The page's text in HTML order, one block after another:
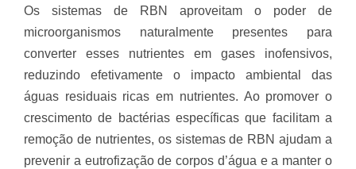
Os sistemas de RBN aproveitam o poder de
microorganismos naturalmente presentes para
converter esses nutrientes em gases inofensivos,
reduzindo efetivamente o impacto ambiental das
águas residuais ricas em nutrientes. Ao promover o
crescimento de bactérias específicas que facilitam a
remoção de nutrientes, os sistemas de RBN ajudam a
prevenir a eutrofização de corpos d’água e a manter o